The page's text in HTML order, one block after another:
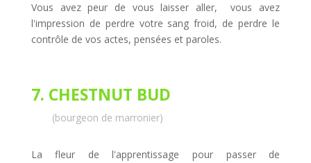
Vous avez peur de vous laisser aller, vous avez
l'impression de perdre votre sang froid, de perdre le
contrôle de vos actes, pensées et paroles.
7. CHESTNUT BUD
(bourgeon de marronier)
La fleur de l'apprentissage pour passer de